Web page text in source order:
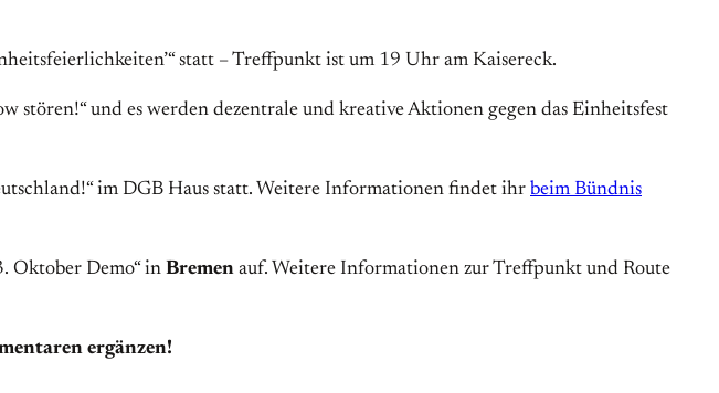
statt – Treffpunkt ist um 19 Uhr am Kaisereck.
stören!“ und es werden dezentrale und kreative Aktionen gegen das Einheitsfest
im DGB Haus statt. Weitere Informationen findet ihr beim Bündnis
Oktober Demo“ in Bremen auf. Weitere Informationen zur Treffpunkt und Route
ergänzen!